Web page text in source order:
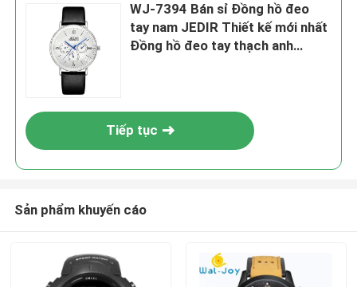
WJ-7394 Bán sỉ Đồng hồ đeo
tay nam JEDIR Thiết kế mới nhất
Đồng hồ đeo tay thạch anh
Tiếp tục
Sản phẩm khuyến cáo